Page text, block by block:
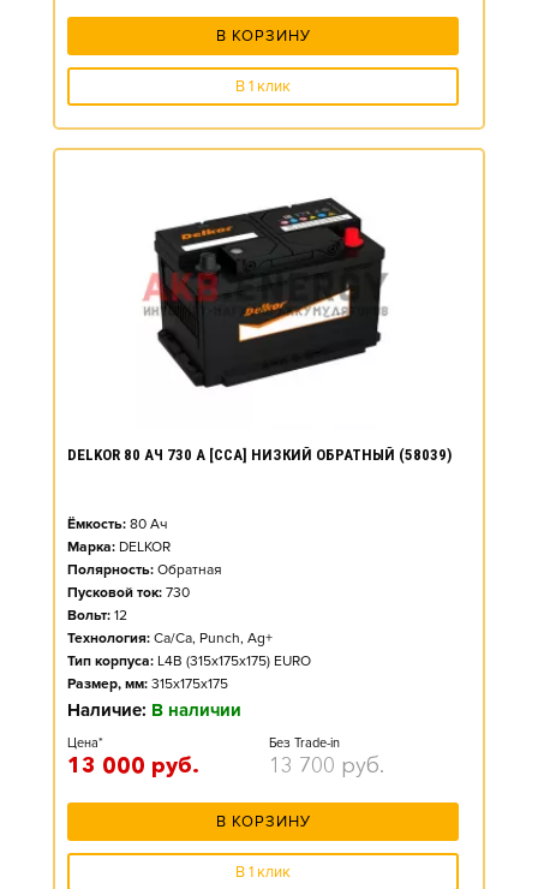
В КОРЗИНУ
В 1 клик
DELKOR 80 АЧ 730 А [CCA] НИЗКИЙ ОБРАТНЫЙ (58039)
Ёмкость: 80 Ач
Марка: DELKOR
Полярность: Обратная
Пусковой ток: 730
Вольт: 12
Технология: Ca/Ca, Punch, Ag+
Тип корпуса: L4B (315x175x175) EURO
Размер, мм: 315x175x175
Наличие: В наличии
Цена*
13 000 руб.
Без Trade-in
13 700 руб.
В КОРЗИНУ
В 1 клик